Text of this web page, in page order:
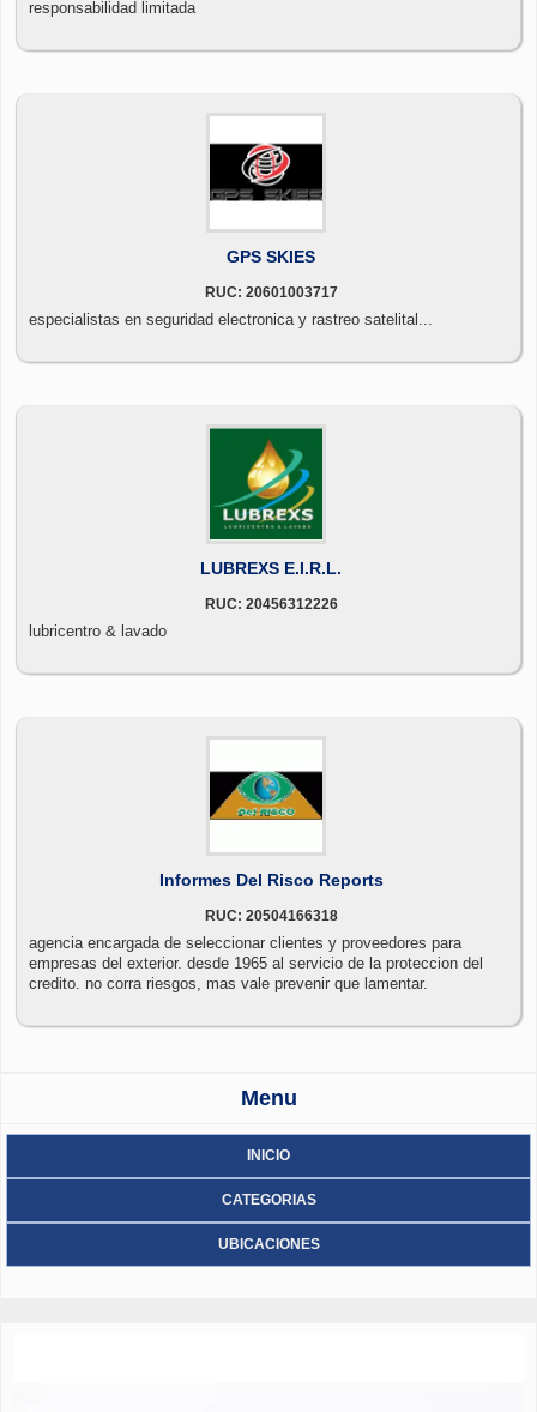
responsabilidad limitada
GPS SKIES
RUC: 20601003717
especialistas en seguridad electronica y rastreo satelital...
LUBREXS E.I.R.L.
RUC: 20456312226
lubricentro & lavado
Informes Del Risco Reports
RUC: 20504166318
agencia encargada de seleccionar clientes y proveedores para
empresas del exterior. desde 1965 al servicio de la proteccion del
credito. no corra riesgos, mas vale prevenir que lamentar.
Menu
INICIO
CATEGORIAS
UBICACIONES